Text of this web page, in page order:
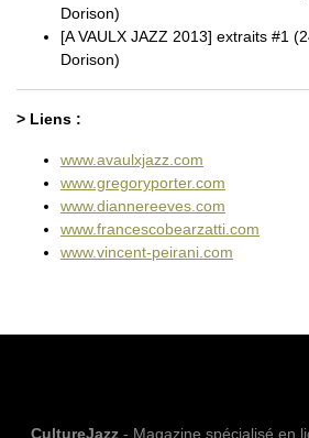
Dorison)
[A VAULX JAZZ 2013] extraits #1
Dorison)
> Liens :
www.avaulxjazz.com
www.gregoryporter.com
www.diannereeves.com
www.francescobearzatti.com
www.vincent-peirani.com
CultureJazz- Magazine spécialisé en